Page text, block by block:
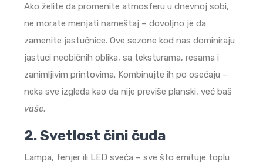
Ako želite da promenite atmosferu u dnevnoj sobi,
ne morate menjati nameštaj – dovoljno je da
zamenite jastučnice. Ove sezone kod nas dominiraju
jastuci neobičnih oblika, sa teksturama, resama i
zanimljivim printovima. Kombinujte ih po osećaju –
neka sve izgleda kao da nije previše planski, već baš
vaše.
2.Svetlost čini čuda
Lampa, fenjer ili LED sveća – sve što emituje toplu